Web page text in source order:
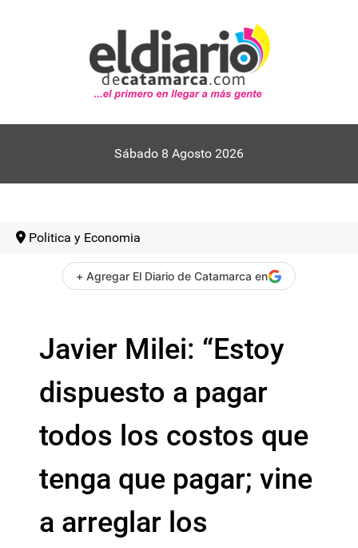
Sábado 8 Agosto 2026
Politica y Economia
+ Agregar El Diario de Catamarca en
Javier Milei: “Estoy
dispuesto a pagar
todos los costos que
tenga que pagar; vine
a arreglar los